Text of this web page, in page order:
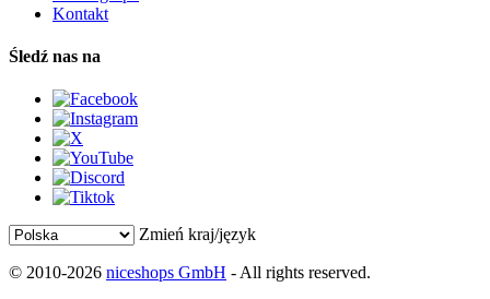
Kontakt
Śledź nas na
Zmień kraj/język
© 2010-2026 niceshops GmbH - All rights reserved.